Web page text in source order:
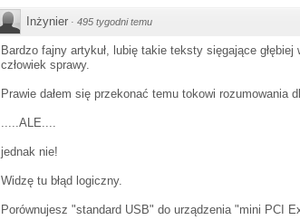
Inżynier · 495 tygodni temu
Bardzo fajny artykuł, lubię takie teksty sięgające
człowiek sprawy.
Prawie dałem się przekonać temu tokowi rozumowania
.....ALE....
jednak nie!
Widzę tu błąd logiczny.
Porównujesz "standard USB" do urządzenia "mini PCI